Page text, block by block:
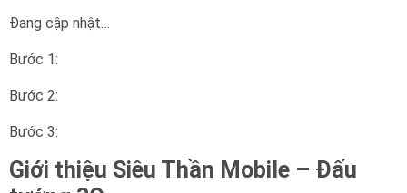
Đang cập nhật…
Bước 1:
Bước 2:
Bước 3:
Giới thiệu Siêu Thần Mobile – Đấu